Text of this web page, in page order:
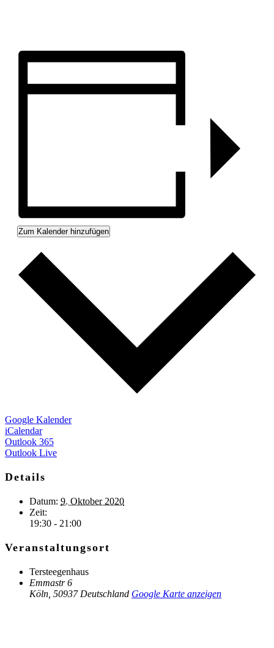
Zum Kalender hinzufügen
Google Kalender
iCalendar
Outlook 365
Outlook Live
Details
Datum: 9. Oktober 2020
Zeit:
19:30 - 21:00
Veranstaltungsort
Tersteegenhaus
Emmastr 6
Köln 50937 Deutschland Google Karte anzeigen